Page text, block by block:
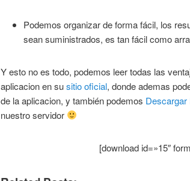
Podemos organizar de forma fácil, los
sean suministrados, es tan fácil como
Y esto no es todo, podemos leer todas las
aplicacion en susitio oficial, donde ademas
de la aplicacion, y también podemos Descargar
nuestro servidor
[download id=»15″